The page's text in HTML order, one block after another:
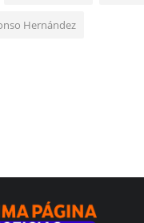
Hernández